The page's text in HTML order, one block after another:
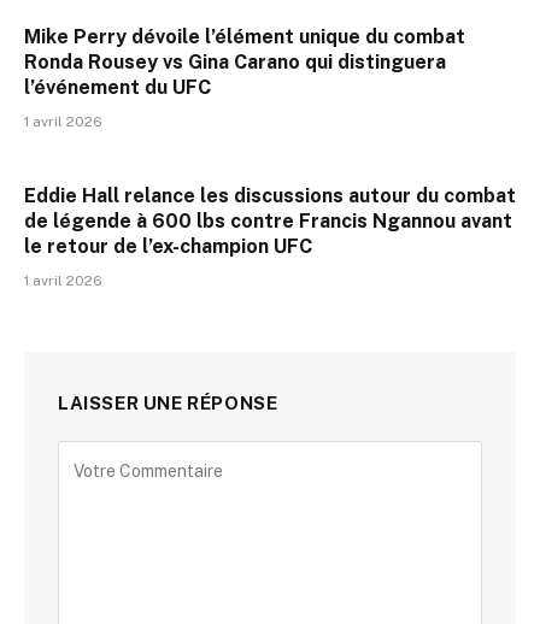
Mike Perry dévoile l’élément unique du combat
Ronda Rousey vs Gina Carano qui distinguera
l’événement du UFC
1 avril 2026
Eddie Hall relance les discussions autour du combat
de légende à 600 lbs contre Francis Ngannou avant
le retour de l’ex-champion UFC
1 avril 2026
LAISSER UNE RÉPONSE